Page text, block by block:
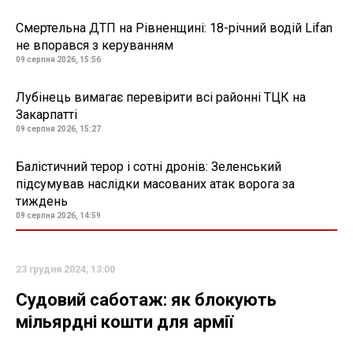
Смертельна ДТП на Рівненщині: 18-річний водій Lifan
не впорався з керуванням
09 серпня 2026, 15:56
Лубінець вимагає перевірити всі районні ТЦК на
Закарпатті
09 серпня 2026, 15:27
Балістичний терор і сотні дронів: Зеленський
підсумував наслідки масованих атак ворога за
тиждень
09 серпня 2026, 14:59
23 грудня 2024, 13:00
Судовий саботаж: як блокують
мільярдні кошти для армії